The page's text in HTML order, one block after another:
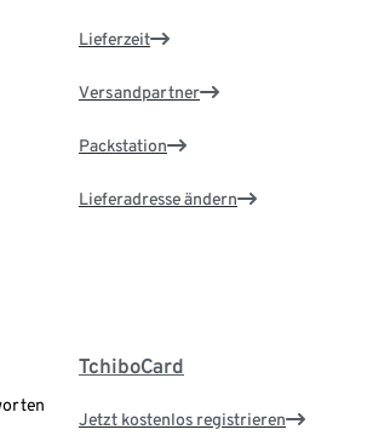
Lieferzeit
Versandpartner
Packstation
Lieferadresse ändern
TchiboCard
Jetzt kostenlos registrieren